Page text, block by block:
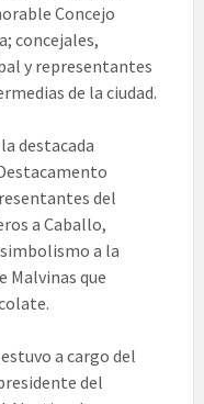
Concejo
concejales,
y representantes
de la ciudad.
destacada
del
a Caballo,
a la
Malvinas que
a cargo del
del